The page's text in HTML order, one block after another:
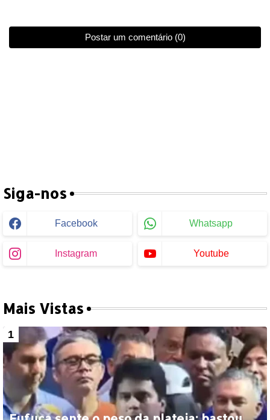
Postar um comentário (0)
Siga-nos
Facebook Whatsapp
Instagram Youtube
Mais Vistas